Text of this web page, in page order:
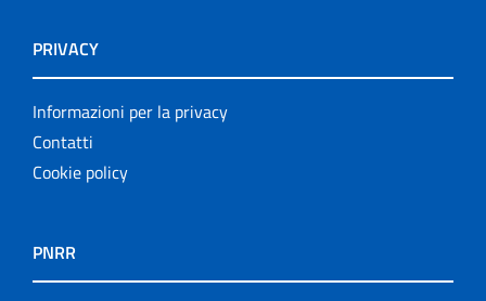
PRIVACY
Informazioni per la privacy
Contatti
Cookie policy
PNRR